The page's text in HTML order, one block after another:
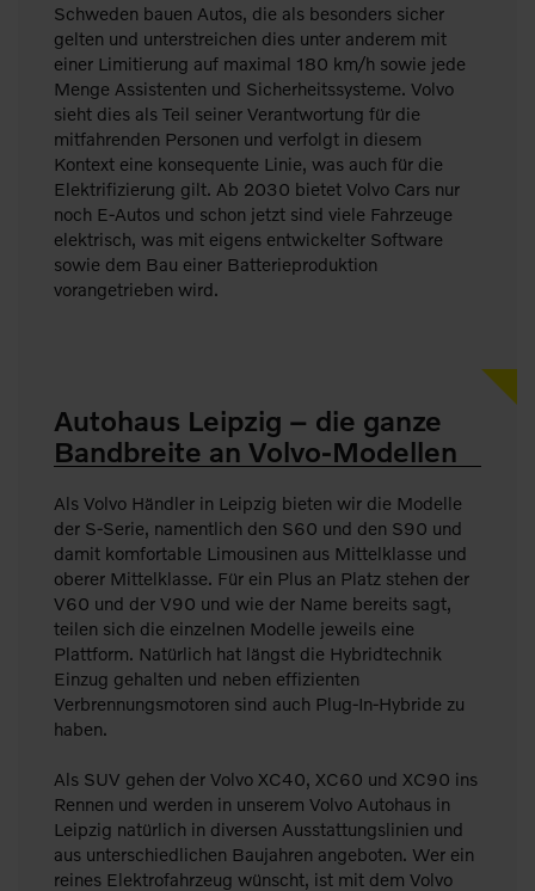
Schweden bauen Autos, die als besonders sicher
gelten und unterstreichen dies unter anderem mit
einer Limitierung auf maximal 180 km/h sowie jede
Menge Assistenten und Sicherheitssysteme. Volvo
sieht dies als Teil seiner Verantwortung für die
mitfahrenden Personen und verfolgt in diesem
Kontext eine konsequente Linie, was auch für die
Elektrifizierung gilt. Ab 2030 bietet Volvo Cars nur
noch E-Autos und schon jetzt sind viele Fahrzeuge
elektrisch, was mit eigens entwickelter Software
sowie dem Bau einer Batterieproduktion
vorangetrieben wird.
Autohaus Leipzig – die ganze
Bandbreite an Volvo-Modellen
Als Volvo Händler in Leipzig bieten wir die Modelle
der S-Serie, namentlich den S60 und den S90 und
damit komfortable Limousinen aus Mittelklasse und
oberer Mittelklasse. Für ein Plus an Platz stehen der
V60 und der V90 und wie der Name bereits sagt,
teilen sich die einzelnen Modelle jeweils eine
Plattform. Natürlich hat längst die Hybridtechnik
Einzug gehalten und neben effizienten
Verbrennungsmotoren sind auch Plug-In-Hybride zu
haben.
Als SUV gehen der Volvo XC40, XC60 und XC90 ins
Rennen und werden in unserem Volvo Autohaus in
Leipzig natürlich in diversen Ausstattungslinien und
aus unterschiedlichen Baujahren angeboten. Wer ein
reines Elektrofahrzeug wünscht, ist mit dem Volvo